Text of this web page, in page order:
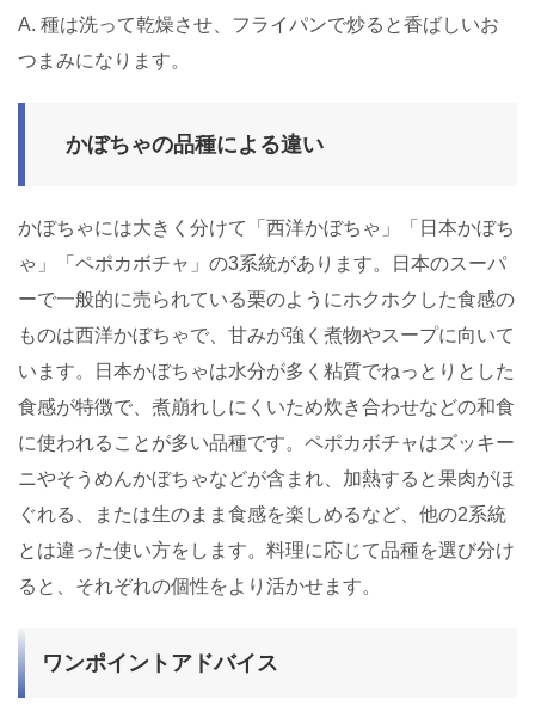
A. 種は洗って乾燥させ、フライパンで炒ると香ばしいお
つまみになります。
かぼちゃの品種による違い
かぼちゃには大きく分けて「西洋かぼちゃ」「日本かぼち
ゃ」「ペポカボチャ」の3系統があります。日本のスーパ
ーで一般的に売られている栗のようにホクホクした食感の
ものは西洋かぼちゃで、甘みが強く煮物やスープに向いて
います。日本かぼちゃは水分が多く粘質でねっとりとした
食感が特徴で、煮崩れしにくいため炊き合わせなどの和食
に使われることが多い品種です。ペポカボチャはズッキー
ニやそうめんかぼちゃなどが含まれ、加熱すると果肉がほ
ぐれる、または生のまま食感を楽しめるなど、他の2系統
とは違った使い方をします。料理に応じて品種を選び分け
ると、それぞれの個性をより活かせます。
ワンポイントアドバイス